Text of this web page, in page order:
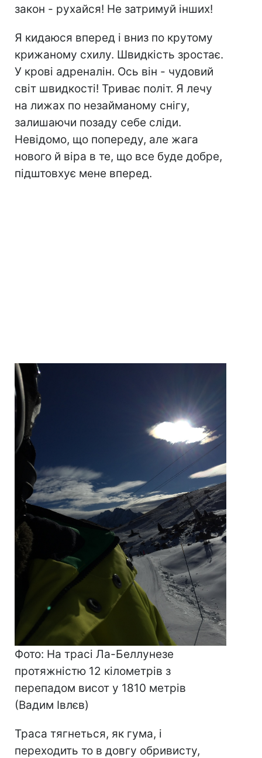
закон - рухайся! Не затримуй інших!
Я кидаюся вперед і вниз по крутому
крижаному схилу. Швидкість зростає.
У крові адреналін. Ось він - чудовий
світ швидкості! Триває політ. Я лечу
на лижах по незайманому снігу,
залишаючи позаду себе сліди.
Невідомо, що попереду, але жага
нового й віра в те, що все буде добре,
підштовхує мене вперед.
Фото: На трасі Ла-Беллунезе
протяжністю 12 кілометрів з
перепадом висот у 1810 метрів
(Вадим Івлєв)
Траса тягнеться, як гума, і
переходить то в довгу обривисту,